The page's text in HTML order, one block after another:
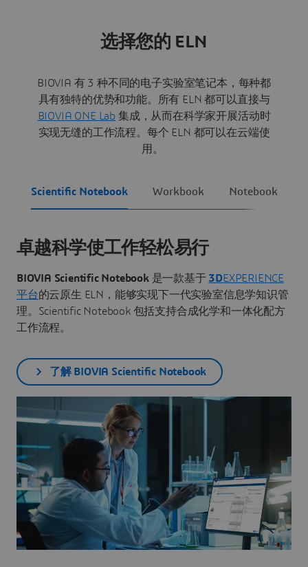
选择您的 ELN
BIOVIA 有 3 种不同的电子实验室笔记本，每种都
具有独特的优势和功能。所有 ELN 都可以直接与
BIOVIA ONE Lab 集成，从而在科学家开展活动时
实现无缝的工作流程。每个 ELN 都可以在云端使
用。
Scientific Notebook Workbook Notebook
卓越科学使工作轻松易行
BIOVIA Scientific Notebook 是一款基于 3DEXPERIENCE
平台的云原生 ELN，能够实现下一代实验室信息学知识管
理。Scientific Notebook 包括支持合成化学和一体化配方
工作流程。
了解 BIOVIA Scientific Notebook